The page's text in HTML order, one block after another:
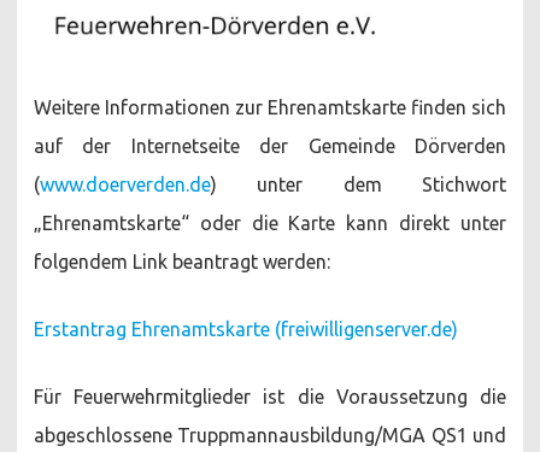
Weitere Informationen zur Ehrenamtskarte finden sich
auf der Internetseite der Gemeinde Dörverden
(www.doerverden.de) unter dem Stichwort
„Ehrenamtskarte“ oder die Karte kann direkt unter
folgendem Link beantragt werden:
Erstantrag Ehrenamtskarte (freiwilligenserver.de)
Für Feuerwehrmitglieder ist die Voraussetzung die
abgeschlossene Truppmannausbildung/MGA QS1 und